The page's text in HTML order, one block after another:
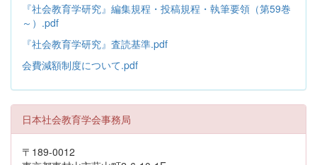
『社会教育学研究』編集規程・投稿規程・執筆要領（第59巻
～）.pdf
『社会教育学研究』査読基準.pdf
会費減額制度について.pdf
日本社会教育学会事務局
〒189-0012